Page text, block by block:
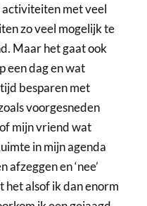
met veel
zo veel mogelijk te
Maar het gaat ook
een dag en wat
besparen met
voorgesneden
mijn vriend wat
in mijn agenda
en ‘nee’
het alsof ik dan enorm